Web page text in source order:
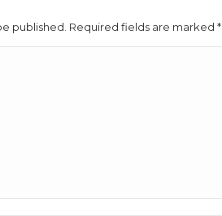
published. Required fields are marked*